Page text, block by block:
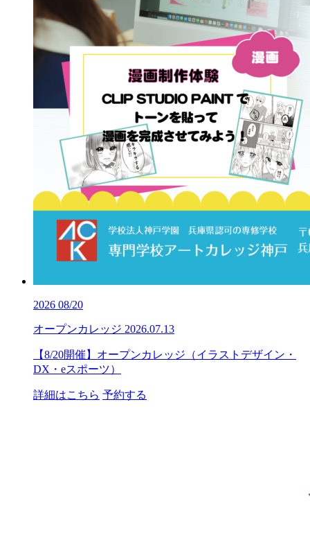
2026 08/20
オープンカレッジ 2026.07.13
【8/20開催】オープンカレッジ（イラストデザイン・
DX・eスポーツ）
詳細はこちら 予約する